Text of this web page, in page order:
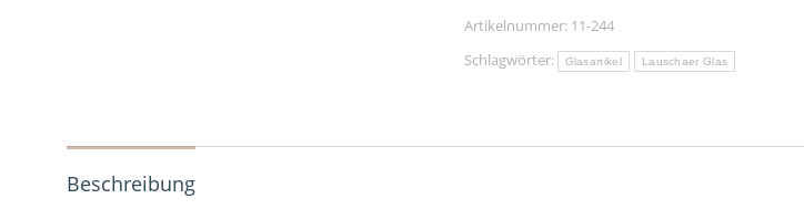
Artikelnummer: 11-244
Schlagwörter:
Glasartikel Lauschaer Glas
Beschreibung